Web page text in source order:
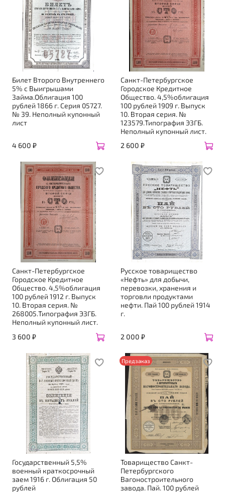
Билет Второго Внутреннего
5% с Выигрышами
Займа.Облигация 100
рублей 1866 г. Серия 05727.
№ 39. Неполный купонный
лист
4 600 ₽
Санкт-Петербургское
Городское Кредитное
Общество. 4,5%облигация
100 рублей 1909 г. Выпуск
10. Вторая серия. №
123579.Типография ЭЗГБ.
Неполный купонный лист.
2 600 ₽
Санкт-Петербургское
Городское Кредитное
Общество. 4,5%облигация
100 рублей 1912 г. Выпуск
10. Вторая серия. №
268005.Типография ЭЗГБ.
Неполный купонный лист.
3 600 ₽
Русское товарищество
«Нефть» для добычи,
перевозки, хранения и
торговли продуктами
нефти. Пай 100 рублей 1914
г.
2 000 ₽
Государственный 5,5%
военный краткосрочный
заем 1916 г. Облигация 50
рублей
Предзаказ
Товарищество Санкт-
Петербургского
Вагоностроительного
завода. Пай. 100 рублей